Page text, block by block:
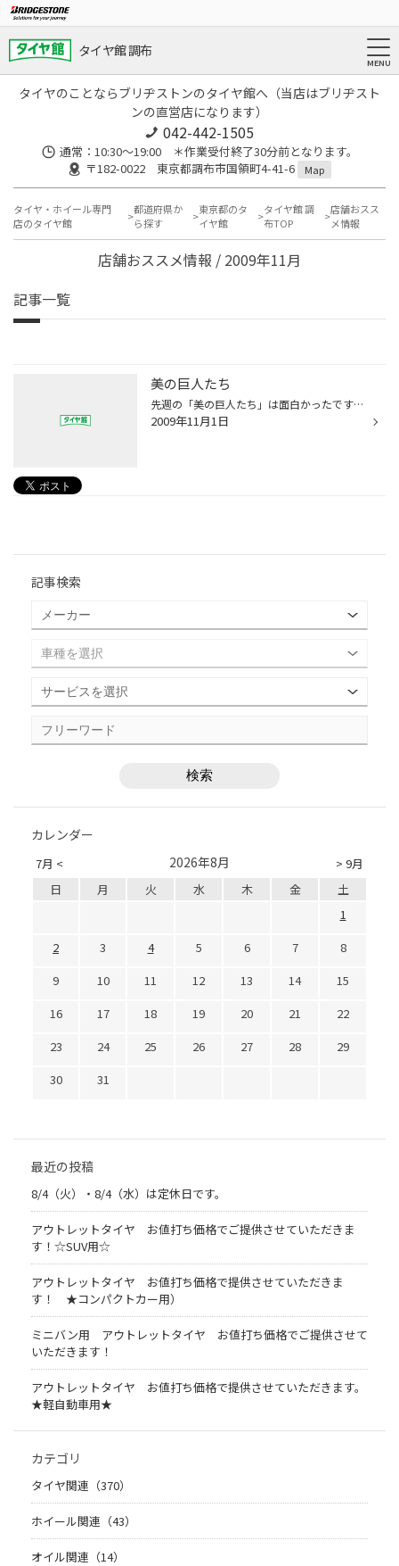
タイヤ館 調布
タイヤのことならブリヂストンのタイヤ館へ（当店はブリヂスト
ンの直営店になります）
042-442-1505
通常：10:30～19:00 ＊作業受付終了30分前となります。
〒182-0022 東京都調布市国領町4-41-6
Map
タイヤ・ホイール専門
店のタイヤ館
都道府県か
ら探す
東京都のタ
イヤ館
タイヤ館 調
布TOP
店舗おスス
メ情報
店舗おススメ情報 / 2009年11月
記事一覧
美の巨人たち
先週の「美の巨人たち」は面白かったですね。 あの速水御舟の「墨牡丹」。 あの絵は好きです。 私が御舟の絵に初めて出会ったのは、中学の頃の美術の資料集 だったと思います。 掲載されていた絵は「炎舞」。 うずまく炎に吸い込まれるように寄ってくる無数の蛾。 そしてタイトルの「炎舞」。ちょっ...
2009年11月1日
記事検索
カレンダー
7月 < > 9月
2026年8月
日 月 火 水 木 金
土
1
2
3 4 5 6 7
8
9
10 11 12 13 14
15
16
17 18 19 20 21
22
23
24 25 26 27 28
29
30
31
最近の投稿
8/4（火）・8/4（水）は定休日です。
アウトレットタイヤ お値打ち価格でご提供させていただきま
す！☆SUV用☆
アウトレットタイヤ お値打ち価格で提供させていただきま
す！ ★コンパクトカー用）
ミニバン用 アウトレットタイヤ お値打ち価格でご提供させて
いただきます！
アウトレットタイヤ お値打ち価格で提供させていただきます。
★軽自動車用★
カテゴリ
タイヤ関連（370）
ホイール関連（43）
オイル関連（14）